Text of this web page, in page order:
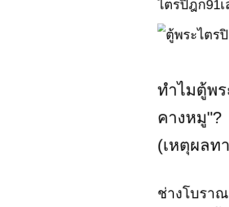
ทำไมตู้พ
คางหมู"?
(เหตุผลท
ช่างโบรา